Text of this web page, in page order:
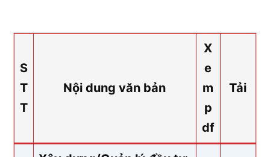
S
T
T
Nội dung văn bản
X
e
m
p
df
Tải